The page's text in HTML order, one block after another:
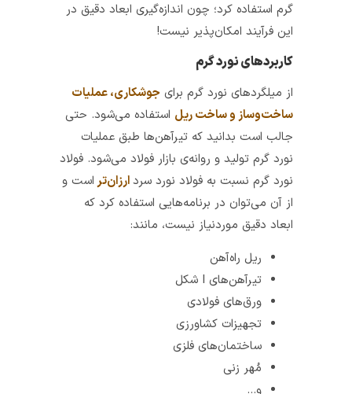
گرم استفاده کرد؛ چون اندازه‌گیری ابعاد دقیق در
این فرآیند امکان‌پذیر نیست!
کاربردهای نورد گرم
از میلگردهای نورد گرم برایجوشکاری، عملیات
ساخت‌وساز و ساخت ریلاستفاده می‌شود. حتی
جالب است بدانید که تیرآهن‌ها طبق عملیات
نورد گرم تولید و روانه‌ی بازار فولاد می‌شود. فولاد
نورد گرم نسبت به فولاد نورد سردارزان‌تراست و
از آن می‌توان در برنامه‌هایی استفاده کرد که
ابعاد دقیق موردنیاز نیست، مانند:
ریل راه‌آهن
تیرآهن‌های I شکل
تجهیزات کشاورزی
ساختمان‌های فلزی
مُهر زنی